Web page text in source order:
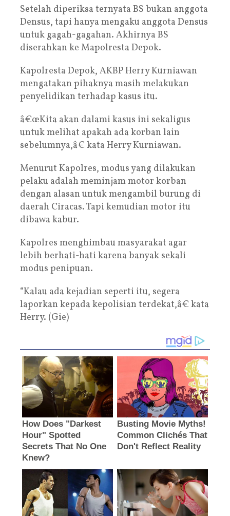
Setelah diperiksa ternyata BS bukan anggota
Densus, tapi hanya mengaku anggota Densus
untuk gagah-gagahan. Akhirnya BS
diserahkan ke Mapolresta Depok.
Kapolresta Depok, AKBP Herry Kurniawan
mengatakan pihaknya masih melakukan
penyelidikan terhadap kasus itu.
â€œKita akan dalami kasus ini sekaligus
untuk melihat apakah ada korban lain
sebelumnya,â€ kata Herry Kurniawan.
Menurut Kapolres, modus yang dilakukan
pelaku adalah meminjam motor korban
dengan alasan untuk mengambil burung di
daerah Ciracas. Tapi kemudian motor itu
dibawa kabur.
Kapolres menghimbau masyarakat agar
lebih berhati-hati karena banyak sekali
modus penipuan.
“Kalau ada kejadian seperti itu, segera
laporkan kepada kepolisian terdekat,â€ kata
Herry. (Gie)